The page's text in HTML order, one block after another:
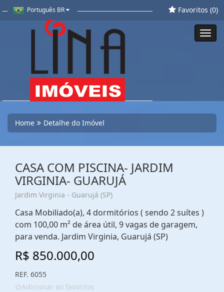
Português BR Favoritos (0)
Home Detalhe do Imóvel
CASA COM PISCINA- JARDIM
VIRGINIA- GUARUJÁ
Jardim Virginia - Guarujá (SP)
Casa Mobiliado(a), 4 dormitórios ( sendo 2 suítes )
com 100,00 m² de área útil, 9 vagas de garagem,
para venda. Jardim Virginia, Guarujá (SP)
R$ 850.000,00
REF. 6055
Adicionar ao favoritos